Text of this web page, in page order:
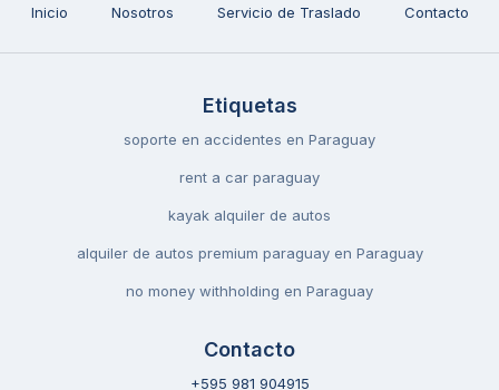
Inicio Nosotros Servicio de Traslado Contacto
Etiquetas
soporte en accidentes en Paraguay
rent a car paraguay
kayak alquiler de autos
alquiler de autos premium paraguay en Paraguay
no money withholding en Paraguay
Contacto
+595 981 904915